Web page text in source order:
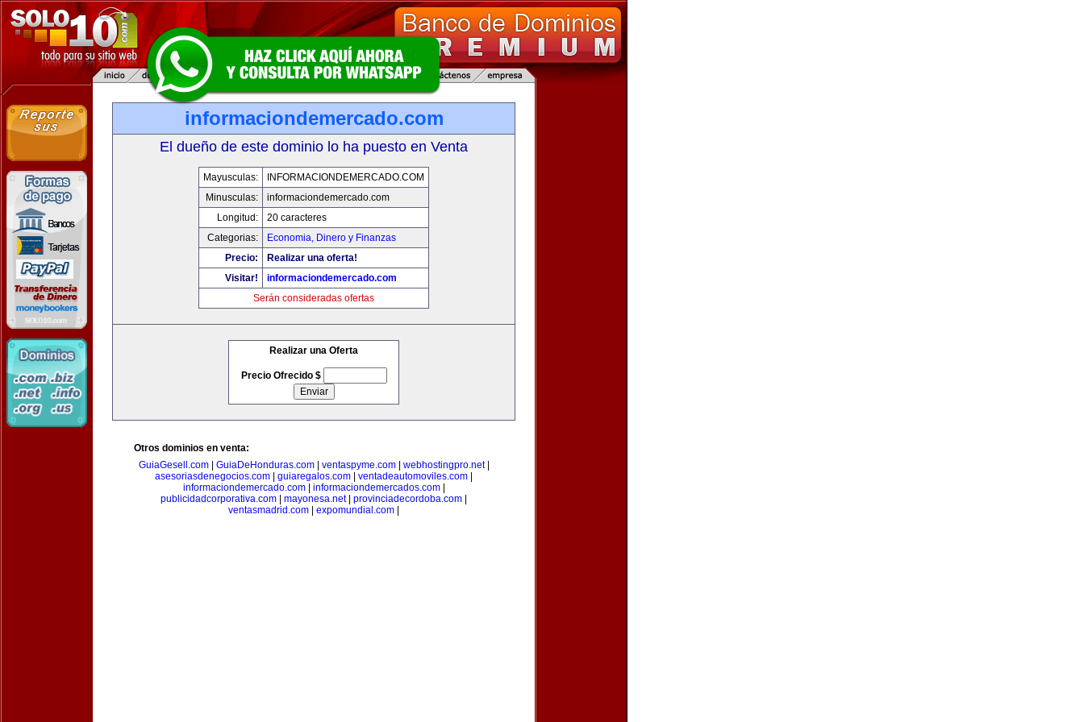
informaciondemercado.com
El dueño de este dominio lo ha puesto en Venta
Mayusculas:
INFORMACIONDEMERCADO.COM
Minusculas:
informaciondemercado.com
Longitud:
20 caracteres
Categorias:
Economia, Dinero y Finanzas
Precio:
Realizar una oferta!
Visitar!
informaciondemercado.com
Serán consideradas ofertas
Realizar una Oferta
Precio Ofrecido $
Otros dominios en venta:
GuiaGesell.com| GuiaDeHonduras.com| ventaspyme.com| webhostingpro.net|
asesoriasdenegocios.com
guiaregalos.com ventadeautomoviles.com
informaciondemercado.com| informaciondemercados.com|
publicidadcorporativa.com
mayonesa.net| provinciadecordoba.com
ventasmadrid.com
expomundial.com